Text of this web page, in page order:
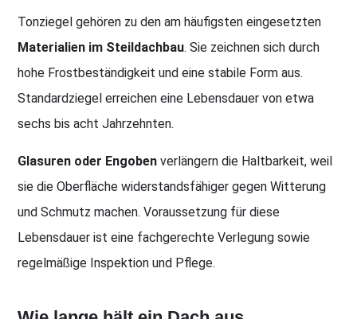
Tonziegel gehören zu den am häufigsten eingesetzten
Materialien im Steildachbau. Sie zeichnen sich durch
hohe Frostbeständigkeit und eine stabile Form aus.
Standardziegel erreichen eine Lebensdauer von etwa
sechs bis acht Jahrzehnten.
Glasuren oder Engoben verlängern die Haltbarkeit, weil
sie die Oberfläche widerstandsfähiger gegen Witterung
und Schmutz machen. Voraussetzung für diese
Lebensdauer ist eine fachgerechte Verlegung sowie
regelmäßige Inspektion und Pflege.